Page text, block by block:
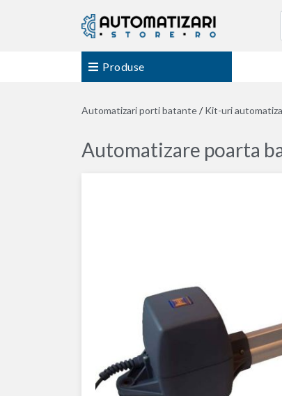
Produse
Automatizari porti batante/Kit-uri
Automatizare poarta